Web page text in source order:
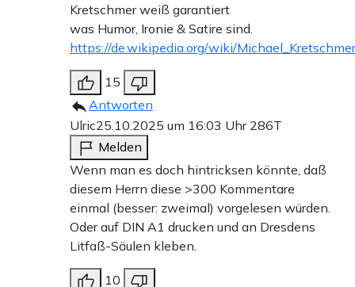
Kretschmer weiß garantiert
was Humor, Ironie & Satire sind.
https://de.wikipedia.org/wiki/
15
Antworten
Ulric25.10.2025 um 16:03 Uhr 286T
Melden
Wenn man es doch hintricksen könnte, daß
diesem Herrn diese >300 Kommentare
einmal (besser: zweimal) vorgelesen würden.
Oder auf DIN A1 drucken und an Dresdens
Litfaß-Säulen kleben.
10